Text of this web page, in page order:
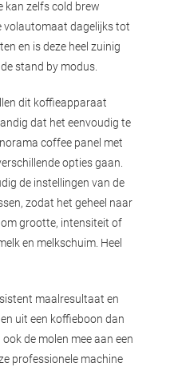
kan zelfs cold brew
volautomaat dagelijks tot
en is deze heel zuinig
stand by modus.
dit koffieapparaat
dat het eenvoudig te
coffee panel met
opties gaan.
de instellingen van de
zodat het geheel naar
grootte, intensiteit of
en melkschuim. Heel
maalresultaat en
uit een koffieboon dan
de molen mee aan een
professionele machine